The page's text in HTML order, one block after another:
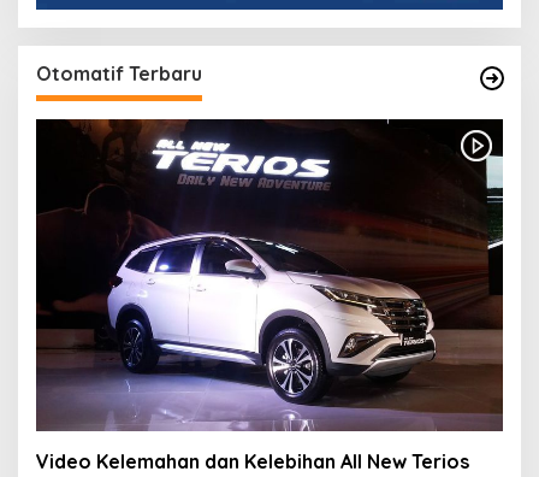
Otomatif Terbaru
Video Kelemahan dan Kelebihan All New Terios